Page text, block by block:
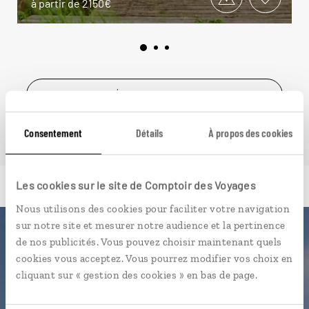
Consentement Détails À propos des cookies
Les cookies sur le site de Comptoir des Voyages
Nous utilisons des cookies pour faciliter votre navigation
sur notre site et mesurer notre audience et la pertinence
de nos publicités. Vous pouvez choisir maintenant quels
cookies vous acceptez. Vous pourrez modifier vos choix en
cliquant sur « gestion des cookies » en bas de page.
à partir de 2150€
VOIR NOS 12 IDÉES DE VOYAGE EN ALLEMAGNE
Luciole,
l'appli qui vous guide en